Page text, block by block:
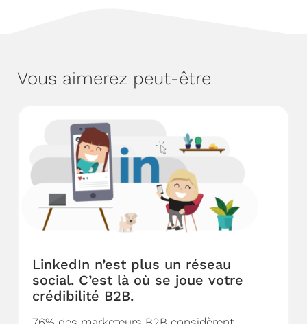
Vous aimerez peut-être
LinkedIn n’est plus un réseau
social. C’est là où se joue votre
crédibilité B2B.